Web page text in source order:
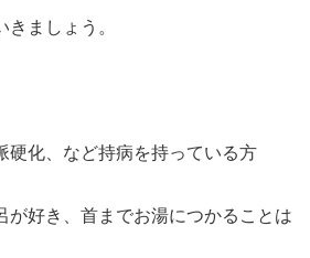
ましょう。
硬化、など持病を持っている方
が好き、首までお湯につかることは